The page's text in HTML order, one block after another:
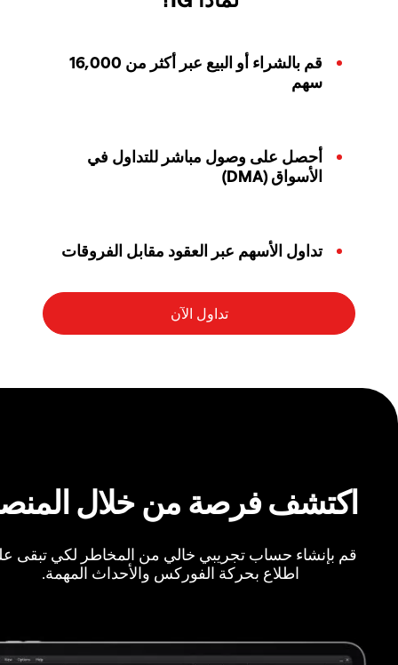
قم بالشراء أو البيع عبر أكثر من 16,000
سهم
أحصل على وصول مباشر للتداول في
الأسواق (DMA)
تداول الأسهم عبر العقود مقابل الفروقات
اكتشف فرصة من خلال
قم بإنشاء حساب تجريبي خالي من المخاطر لكي تبقى
اطلاع بحركة الفوركس والأحداث المهمة.